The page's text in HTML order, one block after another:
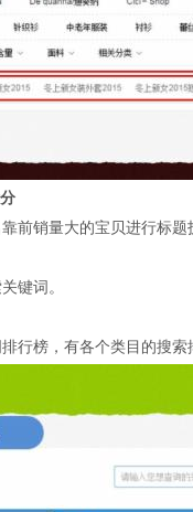
前销量大的宝贝进行标题
键词。
行榜，有各个类目的搜索